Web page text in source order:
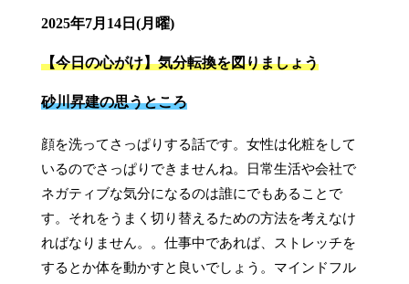
2025年7月14日(月曜)
【今日の心がけ】気分転換を図りましょう
砂川昇建の思うところ
顔を洗ってさっぱりする話です。女性は化粧をして
いるのでさっぱりできませんね。日常生活や会社で
ネガティブな気分になるのは誰にでもあることで
す。それをうまく切り替えるための方法を考えなけ
ればなりません。。仕事中であれば、ストレッチを
するとか体を動かすと良いでしょう。マインドフル